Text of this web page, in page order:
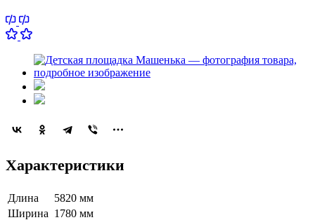
Характеристики
Длина
5820 мм
Ширина 1780 мм